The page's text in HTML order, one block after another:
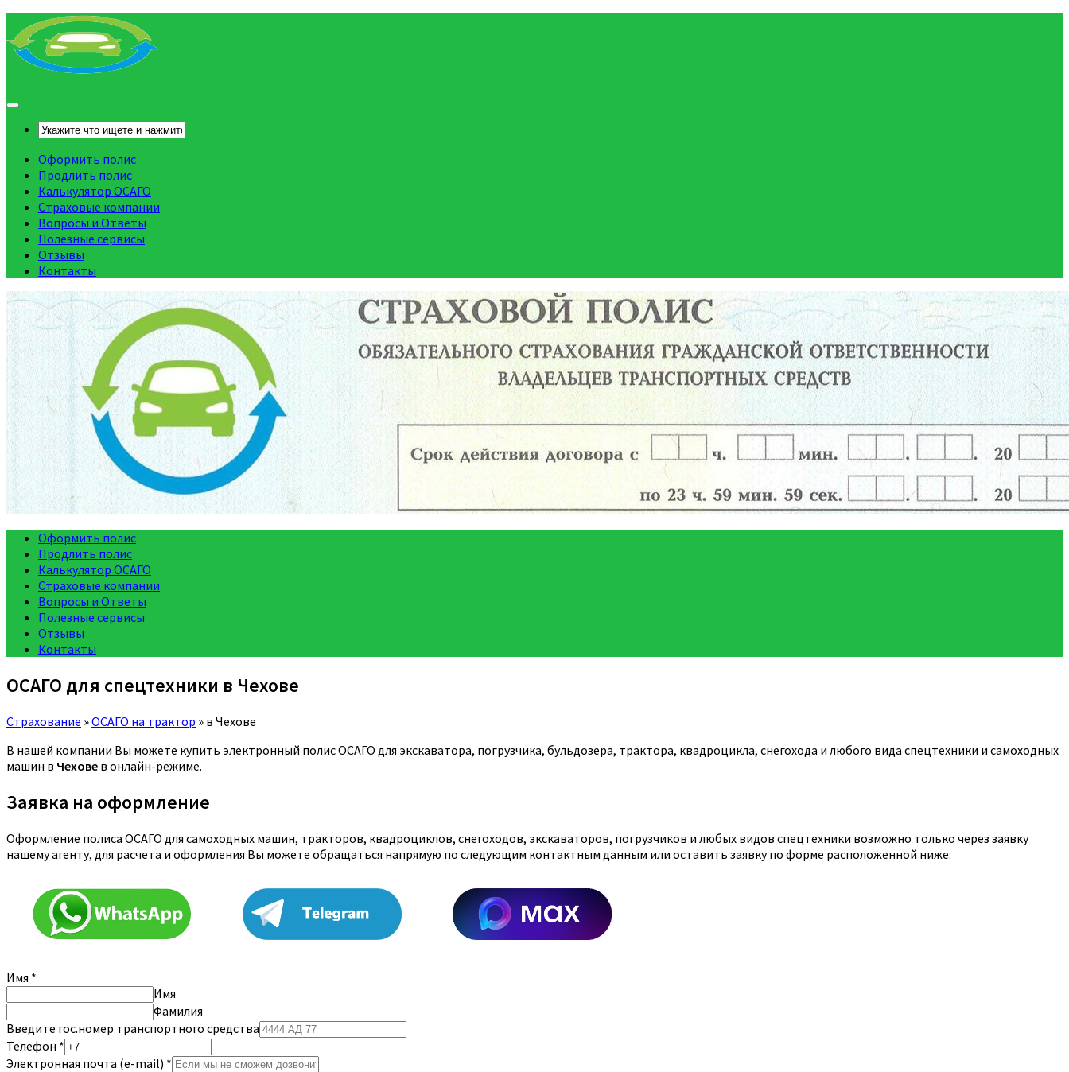
Оформить полис
Продлить полис
Калькулятор ОСАГО
Страховые компании
Вопросы и Ответы
Полезные сервисы
Отзывы
Контакты
Оформить полис
Продлить полис
Калькулятор ОСАГО
Страховые компании
Вопросы и Ответы
Полезные сервисы
Отзывы
Контакты
ОСАГО для спецтехники в Чехове
Страхование »ОСАГО на трактор » в Чехове
В нашей компании Вы можете купить электронный полис ОСАГО для экскаватора, погрузчика, бульдозера, трактора, квадроцикла, снегохода и любого вида спецтехники и самоходных
машин в Чехове в онлайн-режиме.
Заявка на оформление
Оформление полиса ОСАГО для самоходных машин, тракторов, квадроциклов, снегоходов, экскаваторов, погрузчиков и любых видов спецтехники возможно только через заявку
нашему агенту, для расчета и оформления Вы можете обращаться напрямую по следующим контактным данным или оставить заявку по форме расположенной ниже:
Имя *
Имя
Фамилия
Введите гос.номер транспортного средства
Телефон *
Электронная почта (e-mail) *